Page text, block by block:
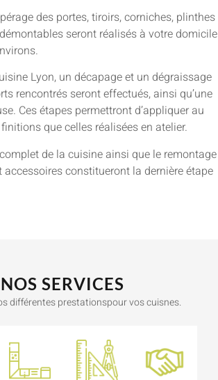
des portes, tiroirs, corniches, plinthes
seront réalisés à votre domicile
Lyon, un décapage et un dégraissage
rencontrés seront effectués, ainsi qu’une
Ces étapes permettront d’appliquer au
que celles réalisées en atelier.
de la cuisine ainsi que le remontage
accessoires constitueront la dernière étape
NOS SERVICES
différentes prestationspour vos cuisnes.